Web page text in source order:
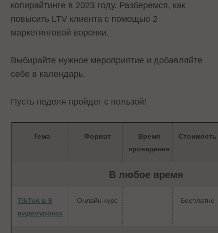
копирайтинге в 2023 году. Разберемся, как
повысить LTV клиента с помощью 2
маркетинговой воронки.
Выбирайте нужное мероприятие и добавляйте
себе в календарь.
Пусть неделя пройдет с пользой!
Тема Формат
Время
проведения
Стоимость
В любое время
TikTok в 9
видеоуроках
Онлайн-курс Бесплатно